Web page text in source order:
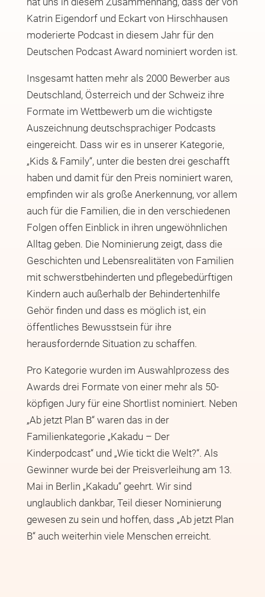
Katrin Eigendorf und Eckart von Hirschhausen
moderierte Podcast in diesem Jahr für den
Deutschen Podcast Award nominiert worden ist.
Insgesamt hatten mehr als 2000 Bewerber aus
Deutschland, Österreich und der Schweiz ihre
Formate im Wettbewerb um die wichtigste
Auszeichnung deutschsprachiger Podcasts
eingereicht. Dass wir es in unserer Kategorie,
„Kids & Family“, unter die besten drei geschafft
haben und damit für den Preis nominiert waren,
empfinden wir als große Anerkennung, vor allem
auch für die Familien, die in den verschiedenen
Folgen offen Einblick in ihren ungewöhnlichen
Alltag geben. Die Nominierung zeigt, dass die
Geschichten und Lebensrealitäten von Familien
mit schwerstbehinderten und pflegebedürftigen
Kindern auch außerhalb der Behindertenhilfe
Gehör finden und dass es möglich ist, ein
öffentliches Bewusstsein für ihre
herausfordernde Situation zu schaffen.
Pro Kategorie wurden im Auswahlprozess des
Awards drei Formate von einer mehr als 50-
köpfigen Jury für eine Shortlist nominiert. Neben
„Ab jetzt Plan B“ waren das in der
Familienkategorie „Kakadu – Der
Kinderpodcast“ und „Wie tickt die Welt?“. Als
Gewinner wurde bei der Preisverleihung am 13.
Mai in Berlin „Kakadu“ geehrt. Wir sind
unglaublich dankbar, Teil dieser Nominierung
gewesen zu sein und hoffen, dass „Ab jetzt Plan
B“ auch weiterhin viele Menschen erreicht.